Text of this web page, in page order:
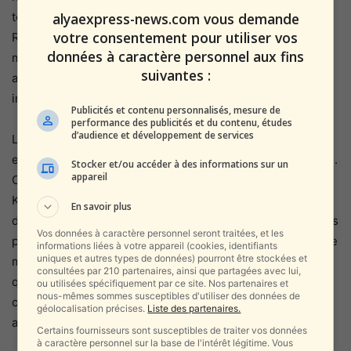
tour et de retourner à la base. Il s’agit d’une route que les
Russes empruntaient fréquemment pour transporter du
matériel et des fournitures entre Khmeimim, leur base
aérienne en Syrie, et Tartous, où ils avaient une
installation navale centrale avant la chute d’Assad.
Les Syriens n’ont pas donné de raison spécifique pour
empêcher cette fois-ci la colonne russe d’entrer à Tartous.
Cependant, le ministre de la Défense syrien, Muralef Abu-
Kassara, a déclaré que « la préservation des bases russes
dépendra de leurs avantages pour la Syrie ». Ces incidents
peuvent être perçus comme un moyen pour les Syriens de
montrer leur force face aux Russes, leurs anciens alliés,
qui leur offrent également un refuge diplomatique. « Si
cela nous profite, alors oui, les Russes peuvent rester », a
ajouté le ministre de la Défense.
alyaexpress-news.com vous demande
votre consentement pour utiliser vos
données à caractère personnel aux fins
suivantes :
Publicités et contenu personnalisés, mesure de
performance des publicités et du contenu, études
d’audience et développement de services
Stocker et/ou accéder à des informations sur un
appareil
En savoir plus
Vos données à caractère personnel seront traitées, et les
informations liées à votre appareil (cookies, identifiants
uniques et autres types de données) pourront être stockées et
consultées par 210 partenaires, ainsi que partagées avec lui,
ou utilisées spécifiquement par ce site. Nos partenaires et
nous-mêmes sommes susceptibles d'utiliser des données de
géolocalisation précises. Liste des partenaires.
Certains fournisseurs sont susceptibles de traiter vos données
à caractère personnel sur la base de l'intérêt légitime. Vous